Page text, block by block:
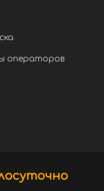
операторов